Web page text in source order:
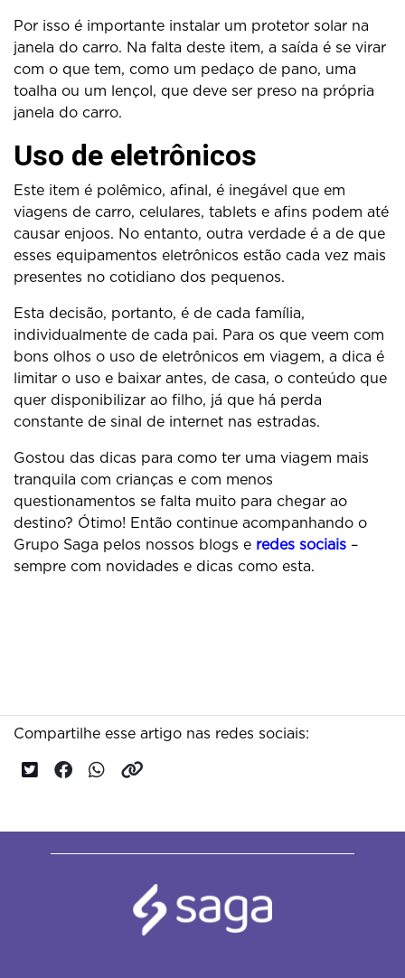
Por isso é importante instalar um protetor solar na
janela do carro. Na falta deste item, a saída é se virar
com o que tem, como um pedaço de pano, uma
toalha ou um lençol, que deve ser preso na própria
janela do carro.
Uso de eletrônicos
Este item é polêmico, afinal, é inegável que em
viagens de carro, celulares, tablets e afins podem até
causar enjoos. No entanto, outra verdade é a de que
esses equipamentos eletrônicos estão cada vez mais
presentes no cotidiano dos pequenos.
Esta decisão, portanto, é de cada família,
individualmente de cada pai. Para os que veem com
bons olhos o uso de eletrônicos em viagem, a dica é
limitar o uso e baixar antes, de casa, o conteúdo que
quer disponibilizar ao filho, já que há perda
constante de sinal de internet nas estradas.
Gostou das dicas para como ter uma viagem mais
tranquila com crianças e com menos
questionamentos se falta muito para chegar ao
destino? Ótimo! Então continue acompanhando o
Grupo Saga pelos nossos blogs e redes sociais –
sempre com novidades e dicas como esta.
Compartilhe esse artigo nas redes sociais: